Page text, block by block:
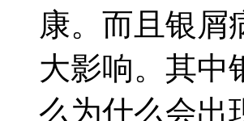
康。而且银屑
大影响。其中
么为什么会出